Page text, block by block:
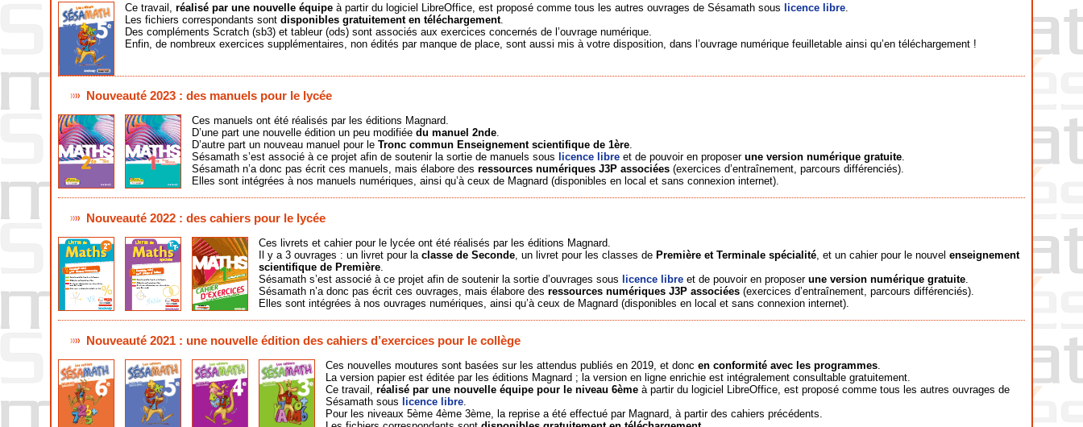
Ce travail, réalisé par une nouvelle équipe à partir du logiciel LibreOffice, est proposé comme tous les autres ouvrages de Sésamath sous licence libre
Les fichiers correspondants sont disponibles gratuitement en téléchargement.
Des compléments Scratch (sb3) et tableur (ods) sont associés aux exercices concernés de l’ouvrage numérique.
Enfin, de nombreux exercices supplémentaires, non édités par manque de place, sont aussi mis à votre disposition, dans l’ouvrage numérique feuilletable ainsi qu’en téléchargement !
Nouveauté 2023 : des manuels pour le lycée
Ces manuels ont été réalisés par les éditions Magnard.
D’une part une nouvelle édition un peu modifiée du manuel 2nde.
D’autre part un nouveau manuel pour le Tronc commun Enseignement scientifique de 1ère.
Sésamath s’est associé à ce projet afin de soutenir la sortie de manuels sous
licence libre et de pouvoir en proposer une version numérique gratuite.
Sésamath n’a donc pas écrit ces manuels, mais élabore des ressources numériques J3P associées (exercices d’entraînement, parcours différenciés).
Elles sont intégrées à nos manuels numériques, ainsi qu’à ceux de Magnard (disponibles en local et sans connexion internet).
Nouveauté 2022 : des cahiers pour le lycée
Ces livrets et cahier pour le lycée ont été réalisés par les éditions Magnard.
Il y a 3 ouvrages : un livret pour la classe de Seconde, un livret pour les classes de Première et Terminale spécialité, et un cahier pour le nouvel enseignement
scientifique de Première.
Sésamath s’est associé à ce projet afin de soutenir la sortie d’ouvrages sous
licence libre et de pouvoir en proposer une version numérique gratuite.
Sésamath n’a donc pas écrit ces ouvrages, mais élabore des ressources numériques J3P associées (exercices d’entraînement, parcours différenciés).
Elles sont intégrées à nos ouvrages numériques, ainsi qu’à ceux de Magnard (disponibles en local et sans connexion internet).
Nouveauté 2021 : une nouvelle édition des cahiers d’exercices pour le collège
Ces nouvelles moutures sont basées sur les attendus publiés en 2019, et donc en conformité avec les programmes.
La version papier est éditée par les éditions Magnard ; la version en ligne enrichie est intégralement consultable gratuitement.
Ce travail, réalisé par une nouvelle équipe pour le niveau 6ème à partir du logiciel LibreOffice, est proposé comme tous les autres ouvrages de
Sésamath sous
licence libre.
Pour les niveaux 5ème 4ème 3ème, la reprise a été effectué par Magnard, à partir des cahiers précédents.